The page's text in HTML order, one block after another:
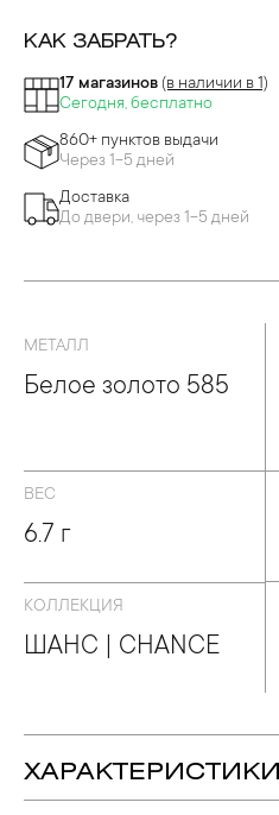
КАК ЗАБРАТЬ?
17 магазинов (в наличии в 1)
Сегодня, бесплатно
860+ пунктов выдачи
Через 1-5 дней
Доставка
До двери, через 1-5 дней
МЕТАЛЛ
Белое золото 585
ВЕС
6.7 г
КОЛЛЕКЦИЯ
ШАНС | CHANCE
ХАРАКТЕРИСТИКИ